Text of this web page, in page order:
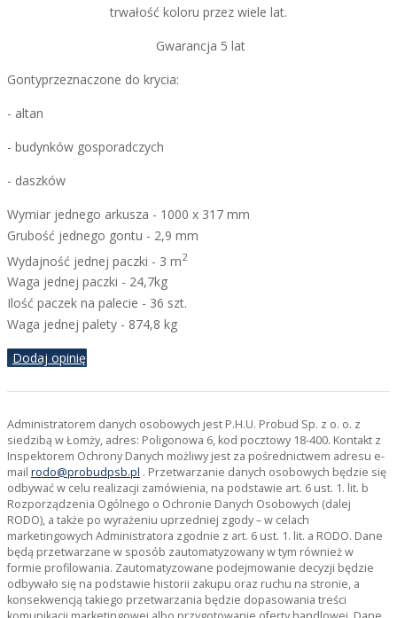
trwałość koloru przez wiele lat.
Gwarancja 5 lat
Gontyprzeznaczone do krycia:
- altan
- budynków gosporadczych
- daszków
Wymiar jednego arkusza - 1000 x 317 mm
Grubość jednego gontu - 2,9 mm
Wydajność jednej paczki - 3 m2
Waga jednej paczki - 24,7kg
Ilość paczek na palecie - 36 szt.
Waga jednej palety - 874,8 kg
Dodaj opinię
Administratorem danych osobowych jest P.H.U. Probud Sp. z o. o. z
siedzibą w Łomży, adres: Poligonowa 6, kod pocztowy 18-400. Kontakt z
Inspektorem Ochrony Danych możliwy jest za pośrednictwem adresu e-
mail rodo@probudpsb.pl . Przetwarzanie danych osobowych będzie się
odbywać w celu realizacji zamówienia, na podstawie art. 6 ust. 1. lit. b
Rozporządzenia Ogólnego o Ochronie Danych Osobowych (dalej
RODO), a także po wyrażeniu uprzedniej zgody – w celach
marketingowych Administratora zgodnie z art. 6 ust. 1. lit. a RODO. Dane
będą przetwarzane w sposób zautomatyzowany w tym również w
formie profilowania. Zautomatyzowane podejmowanie decyzji będzie
odbywało się na podstawie historii zakupu oraz ruchu na stronie, a
konsekwencją takiego przetwarzania będzie dopasowania treści